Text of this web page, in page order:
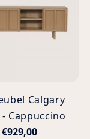
Calgary
Cappuccino
€929,00